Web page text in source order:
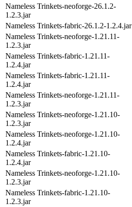
Nameless Trinkets-neoforge-26.1.2-
1.2.3.jar
Nameless Trinkets-fabric-26.1.2-1.2.4.jar
Nameless Trinkets-neoforge-1.21.11-
1.2.3.jar
Nameless Trinkets-fabric-1.21.11-
1.2.4.jar
Nameless Trinkets-fabric-1.21.11-
1.2.4.jar
Nameless Trinkets-neoforge-1.21.11-
1.2.3.jar
Nameless Trinkets-neoforge-1.21.10-
1.2.3.jar
Nameless Trinkets-neoforge-1.21.10-
1.2.4.jar
Nameless Trinkets-fabric-1.21.10-
1.2.4.jar
Nameless Trinkets-neoforge-1.21.10-
1.2.3.jar
Nameless Trinkets-fabric-1.21.10-
1.2.3.jar